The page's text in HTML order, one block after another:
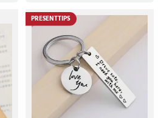
PRESENTTIPS